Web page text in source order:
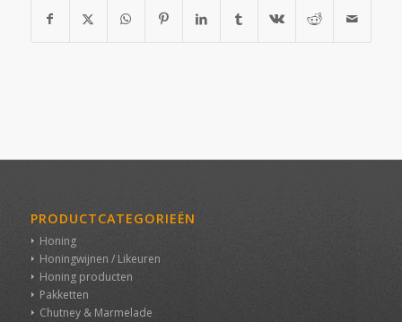
PRODUCTCATEGORIEËN
Honing
Honingwijnen / Likeuren
Honing producten
Pakketten
Chutney & Marmelade